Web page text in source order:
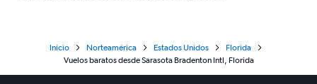
Inicio Norteamérica Estados Unidos
Florida
Vuelos baratos desde Sarasota Bradenton Intl, Florida